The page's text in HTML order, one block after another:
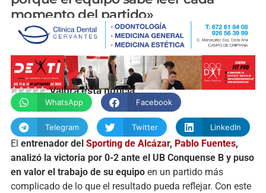
momento del partido»
manchainformacion.com
Valora esta noticia
WhatsApp Facebook
Telegram Twitter LinkedIn
El entrenador del Sporting de Alcázar, Pablo Fuentes,
analizó la victoria por 0-2 ante el UB Conquense B y puso
en valor el trabajo de su equipoen un partido más
complicado de lo que el resultado pueda reflejar. Con este